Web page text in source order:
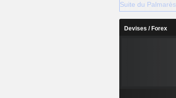
Suite du Palmarès
Devises / Forex